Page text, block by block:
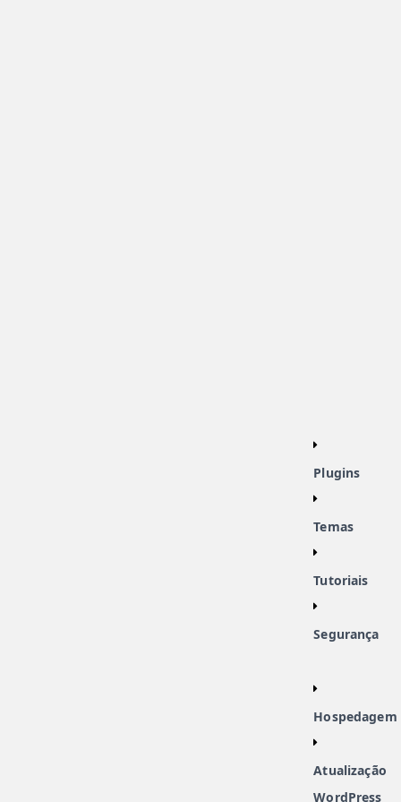
Plugins
Temas
Tutoriais
Segurança
Hospedagem
Atualização
WordPress